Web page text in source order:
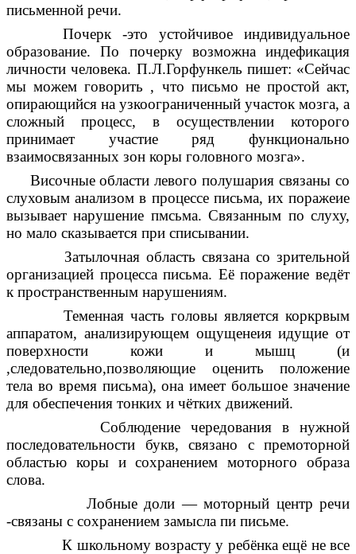
письменной речи.
Почерк -это устойчивое индивидуальное
образование. По почерку возможна индефикация
личности человека. П.Л.Горфункель пишет: «Сейчас
мы можем говорить , что письмо не простой акт,
опирающийся на узкоограниченный участок мозга, а
сложный процесс, в осуществлении которого
принимает участие ряд функционально
взаимосвязанных зон коры головного мозга».
Височные области левого полушария связаны со
слуховым анализом в процессе письма, их поражеие
вызывает нарушение пмсьма. Связанным по слуху,
но мало сказывается при списывании.
Затылочная область связана со зрительной
организацией процесса письма. Её поражение ведёт
к пространственным нарушениям.
Теменная часть головы является коркрвым
аппаратом, анализирующем ощущенеия идущие от
поверхности кожи и мышц (и
,следовательно,позволяющие оценить положение
тела во время письма), она имеет большое значение
для обеспечения тонких и чётких движений.
Соблюдение чередования в нужной
последовательности букв, связано с премоторной
областью коры и сохранением моторного образа
слова.
Лобные доли — моторный центр речи
-связаны с сохранением замысла пи письме.
К школьному возрасту у ребёнка ещё не все